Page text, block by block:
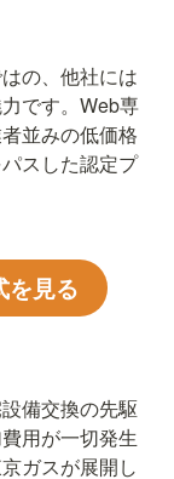
の、他社には
です。Web専
並みの低価格
スした認定プ
を見る
備交換の先駆
用が一切発生
ガスが展開し